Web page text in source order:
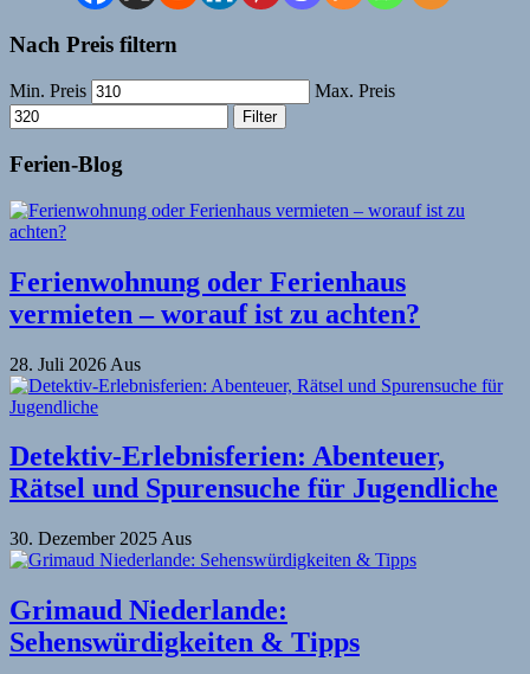
Nach Preis filtern
Min. Preis Max. Preis
Filter
Ferien-Blog
Ferienwohnung oder Ferienhaus
vermieten – worauf ist zu achten?
28. Juli 2026 Aus
Detektiv-Erlebnisferien: Abenteuer,
Rätsel und Spurensuche für Jugendliche
30. Dezember 2025 Aus
Grimaud Niederlande:
Sehenswürdigkeiten & Tipps